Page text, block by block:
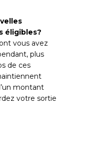
éligibles?
vous avez
plus
de ces
montant
votre sortie